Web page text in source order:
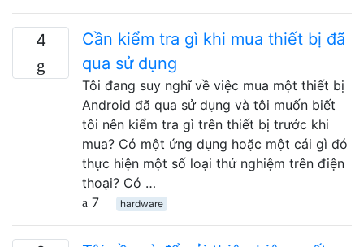
4
Cần kiểm tra gì khi mua thiết bị đã
qua sử dụng
Tôi đang suy nghĩ về việc mua một thiết bị
Android đã qua sử dụng và tôi muốn biết
tôi nên kiểm tra gì trên thiết bị trước khi
mua? Có một ứng dụng hoặc một cái gì đó
thực hiện một số loại thử nghiệm trên điện
thoại? Có …
7
hardware